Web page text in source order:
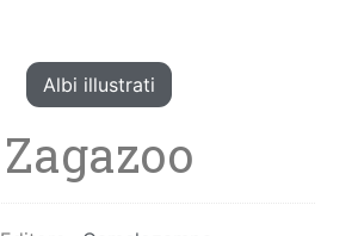
Albi illustrati
Zagazoo